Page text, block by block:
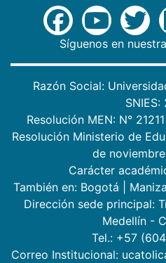
Síguenos en
Razón Social:
SNIES:
Resolución MEN: N°
Resolución Ministerio de
de
Carácter
También en: Bogotá
Dirección sede principal:
Medellín -
Tel.: +57
Correo Institucional: